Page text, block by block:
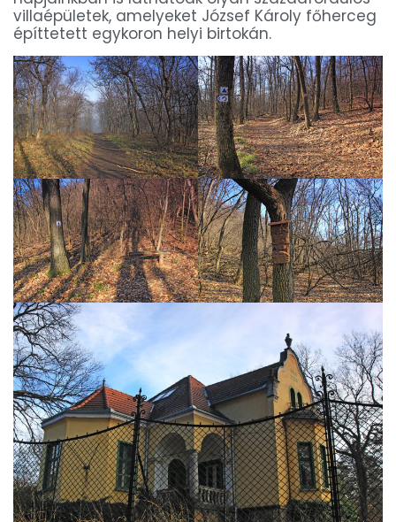
villaépületek, amelyeket József Károly főherceg
építtetett egykoron helyi birtokán.